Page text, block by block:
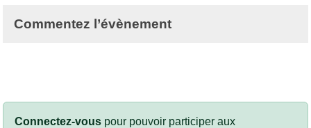
Commentez l’évènement
Connectez-vous pour pouvoir participer aux